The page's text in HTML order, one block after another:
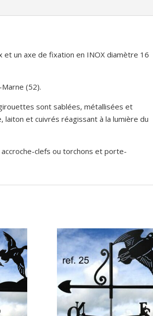
un axe de fixation en INOX diamètre 16
(52).
sont sablées, métallisées et
et cuivrés réagissant à la lumière du
clefs ou torchons et porte-